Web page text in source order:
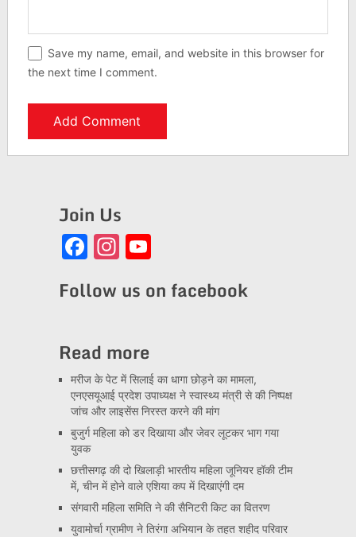
Save my name, email, and website in this browser for
the next time I comment.
Join Us
Facebook
Instagram
YouTube
Follow us on facebook
Read more
मरीज के पेट में सिलाई का धागा छोड़ने का मामला,
एनएसयूआई प्रदेश उपाध्यक्ष ने स्वास्थ्य मंत्री से की निष्पक्ष
जांच और लाइसेंस निरस्त करने की मांग
बुजुर्ग महिला को डर दिखाया और जेवर लूटकर भाग गया
युवक
छत्तीसगढ़ की दो खिलाड़ी भारतीय महिला जूनियर हॉकी टीम
में, चीन में होने वाले एशिया कप में दिखाएंगी दम
संगवारी महिला समिति ने की सैनिटरी किट का वितरण
युवामोर्चा ग्रामीण ने तिरंगा अभियान के तहत शहीद परिवार